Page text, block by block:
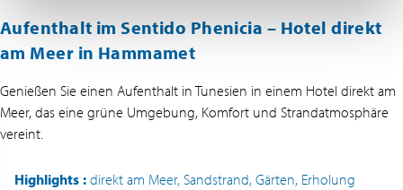
Aufenthalt im Sentido Phenicia – Hotel direkt
am Meer in Hammamet
Genießen Sie einen Aufenthalt in Tunesien in einem Hotel direkt am
Meer, das eine grüne Umgebung, Komfort und Strandatmosphäre
vereint.
Highlights : direkt am Meer, Sandstrand, Gärten, Erholung